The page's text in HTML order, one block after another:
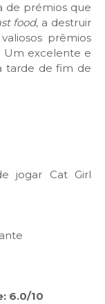
de prémios que
food, a destruir
prêmios
Um excelente e
tarde de fim de
jogar Cat Girl
6.0/10